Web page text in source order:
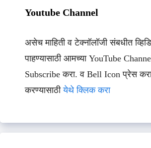
Youtube Channel
असेच माहिती व टेक्नॉलॉजी संबधीत
पाहण्यासाठी आमच्या YouTube
Subscribe करा. व Bell Icon प्रेस
करण्यासाठीयेथे क्लिक करा